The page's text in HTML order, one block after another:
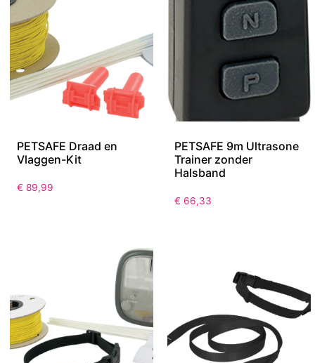
PETSAFE Draad en
Vlaggen-Kit
€ 89,99
PETSAFE 9m Ultrasone
Trainer zonder
Halsband
€ 66,33